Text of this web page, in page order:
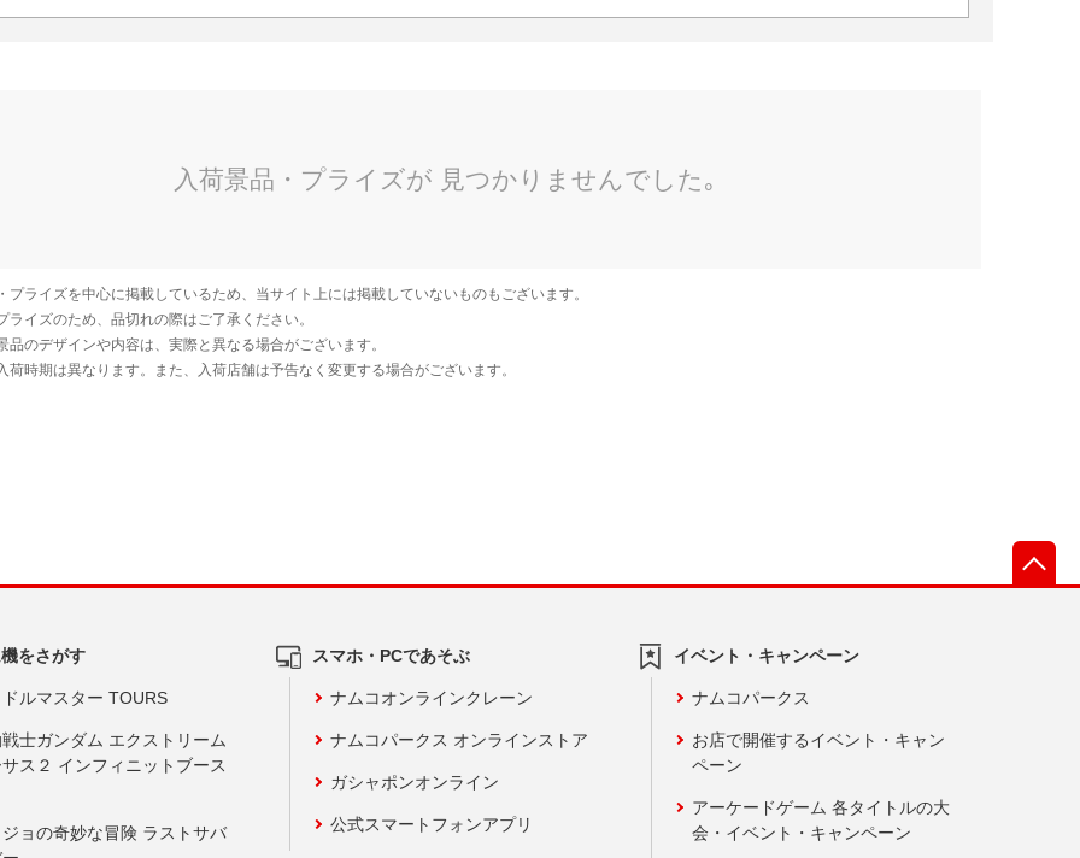
をさがす
ルマスター TOURS
士ガンダム エクストリーム
ス２ インフィニットブース
ョの奇妙な冒険 ラストサバ
スマホ・PCであそぶ
ナムコオンラインクレーン
ナムコパークス オンラインストア
ガシャポンオンライン
公式スマートフォンアプリ
イベント・キャンペーン
ナムコパークス
お店で開催するイベント・キャン
ペーン
アーケードゲーム 各タイトルの大
会・イベント・キャンペーン